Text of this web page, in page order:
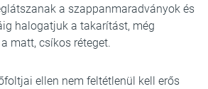
a szappanmaradványok és
halogatjuk a takarítást, még
matt, csíkos réteget.
ellen nem feltétlenül kell erős